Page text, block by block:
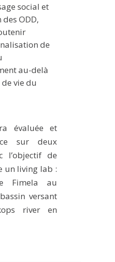
social et
ODD,
de
au-delà
vie du
évaluée et
sur deux
l’objectif de
un living lab :
Fimela au
versant
river en